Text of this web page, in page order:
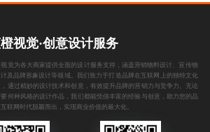
视觉·创意设计服务
视觉为各大商家提供全面的设计服务支持，涵盖营销物料设计 、宣传物
及品牌形象设计等领域。我们致力于打造品牌在互联网上的独特文化
，通过精妙的设计技术和创意，有效提升品牌的营销力与竞争力。无论
何种风格的设计作品，我们都能凭借丰富的经验与创意，助力您的品
互联网时代脱颖而出，实现商业价值的最大化。